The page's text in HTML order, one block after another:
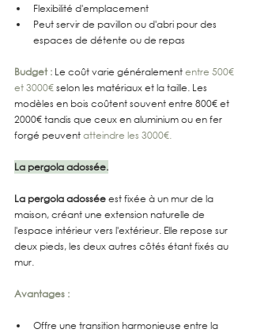
Flexibilité d'emplacement
Peut servir de pavillon ou d'abri pour des
espaces de détente ou de repas
Budget : Le coût varie généralement entre 500€
et 3000€ selon les matériaux et la taille. Les
modèles en bois coûtent souvent entre 800€ et
2000€ tandis que ceux en aluminium ou en fer
forgé peuvent atteindre les 3000€.
La pergola adossée.
La pergola adossée est fixée à un mur de la
maison, créant une extension naturelle de
l'espace intérieur vers l'extérieur. Elle repose sur
deux pieds, les deux autres côtés étant fixés au
mur.
Avantages :
Offre une transition harmonieuse entre la